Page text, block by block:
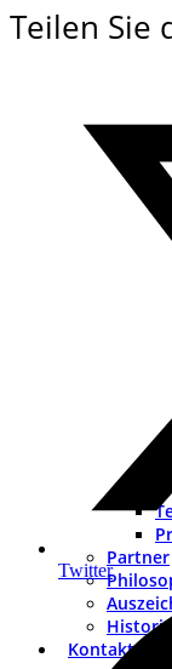
Partner
Historie
Kontakt
Teilen Sie
Twitter